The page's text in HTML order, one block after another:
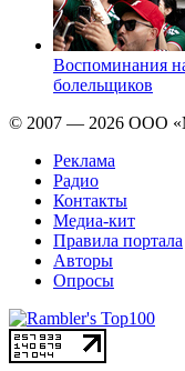
Воспоминания
болельщиков
© 2007 — 2026 ООО
Реклама
Радио
Контакты
Медиа-кит
Правила портала
Авторы
Опросы